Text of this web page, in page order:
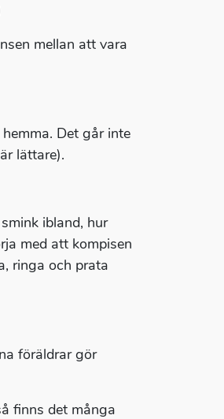
mellan att vara
Det går inte
lättare).
ibland, hur
med att kompisen
ringa och prata
föräldrar gör
finns det många